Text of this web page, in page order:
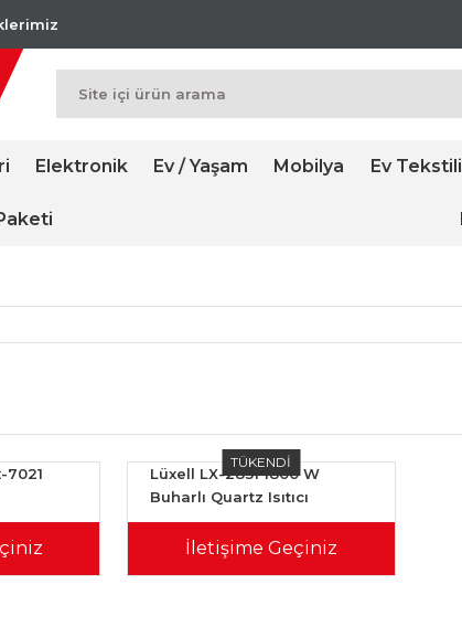
Elektronik Ev / Yaşam Mobilya Ev Tekstili
7021
TÜKENDİ
Lüxell LX-2831 1800 W
Buharlı Quartz Isıtıcı
İletişime Geçiniz